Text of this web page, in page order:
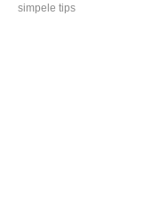
simpele tips